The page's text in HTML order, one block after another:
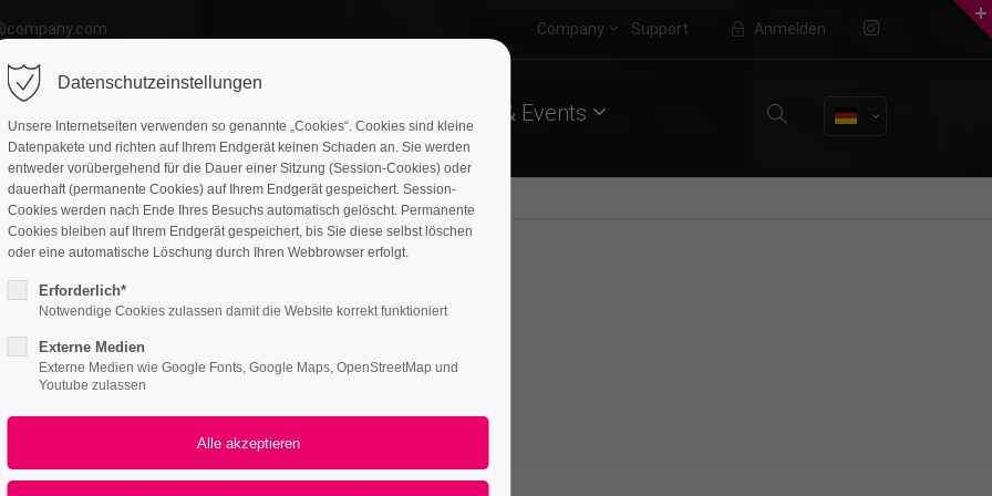
dolor sit amet:
/ 365days
support for our customers
8:00am - 5:00pm(GMT +1)
Cybersteel Inc.
376-293 City Road, Suite 600
San Francisco, CA 94102
Have any questions?
+44 1234 567 890
Lorem ipsum dolor sit amet,
Company Support Anmelden
News & Events
Chartbars
Datenschutzeinstellungen
Unsere Internetseiten verwenden so genannte „Cookies“. Cookies sind kleine
Datenpakete und richten auf Ihrem Endgerät keinen Schaden an. Sie werden
entweder vorübergehend für die Dauer einer Sitzung (Session-Cookies) oder
dauerhaft (permanente Cookies) auf Ihrem Endgerät gespeichert. Session-
Cookies werden nach Ende Ihres Besuchs automatisch gelöscht. Permanente
Cookies bleiben auf Ihrem Endgerät gespeichert, bis Sie diese selbst löschen
oder eine automatische Löschung durch Ihren Webbrowser erfolgt.
Erforderlich*
Notwendige Cookies zulassen damit die Website korrekt funktioniert
Externe Medien
Externe Medien wie Google Fonts, Google Maps, OpenStreetMap und
Youtube zulassen